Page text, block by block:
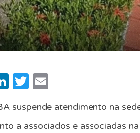
LinkedIn
Twitter
Email
suspende atendimento na
a associados e associadas